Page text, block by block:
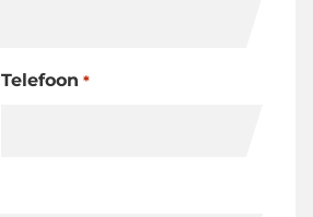
Telefoon *